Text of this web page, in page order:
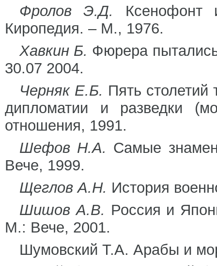
Фролов Э.Д.
Ксенофонт
Киропедия. – М., 1976.
Хавкин Б. Фюрера
30.07 2004.
Черняк Е.Б. Пять столетий
дипломатии и разведки
отношения, 1991.
Шефов Н.А. Самые
Вече, 1999.
Щеглов А.Н. История
Шишов А.В. Россия и
М.: Вече, 2001.
Шумовский Т.А. Арабы и